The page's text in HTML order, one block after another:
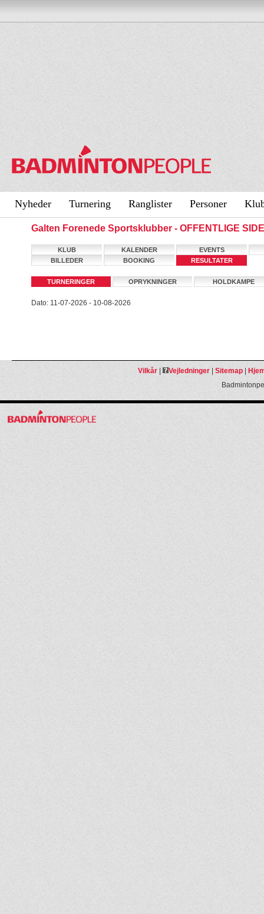
Nyheder Turnering Ranglister Personer
Galten Forenede Sportsklubber - OFFENTLIGE
KLUB KALENDER
EVENTS
BILLEDER
BOOKING RESULTATER
TURNERINGER OPRYKNINGER HOLDKAMPE
Dato: 11-07-2026 - 10-08-2026
Vilkår| Vejledninger| Sitemap|